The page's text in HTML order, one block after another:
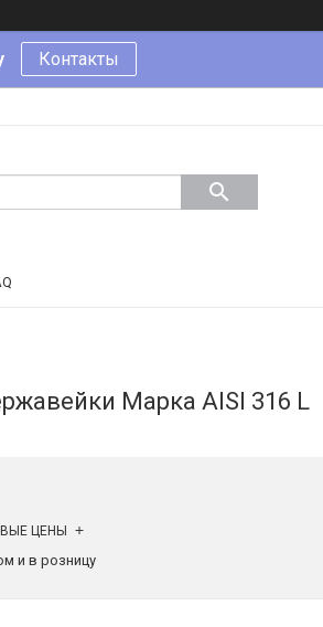
Контакты
Марка AISI 316 L
ЦЕНЫ
и в розницу